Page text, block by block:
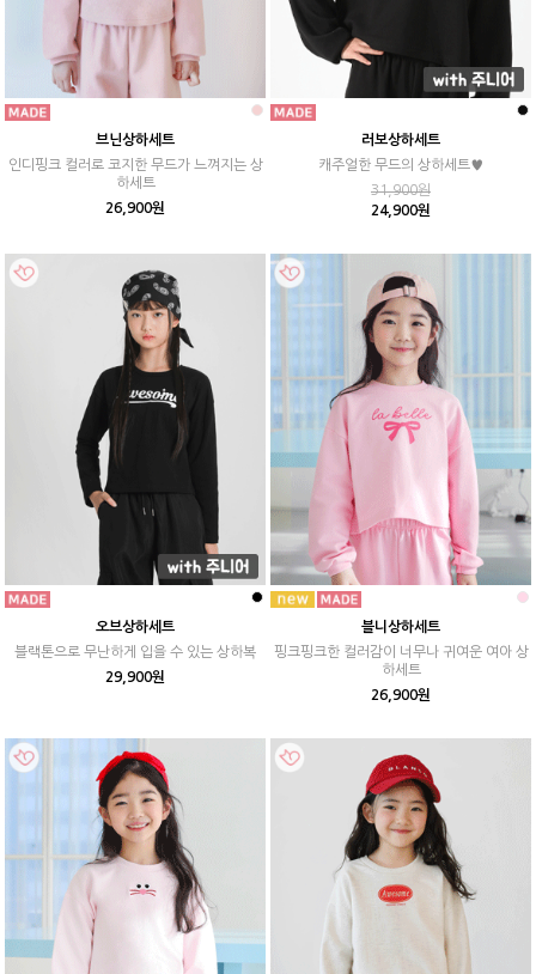
브닌상하세트
인디핑크 컬러로 코지한 무드가 느껴지는 상
하세트
26,900원
러보상하세트
캐주얼한 무드의 상하세트♥
31,900원
24,900원
오브상하세트
블랙톤으로 무난하게 입을 수 있는 상하복
29,900원
블니상하세트
핑크핑크한 컬러감이 너무나 귀여운 여아 상
하세트
26,900원